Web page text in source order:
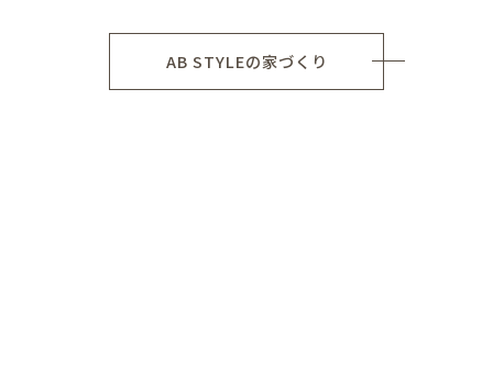
AB STYLEの家づくり